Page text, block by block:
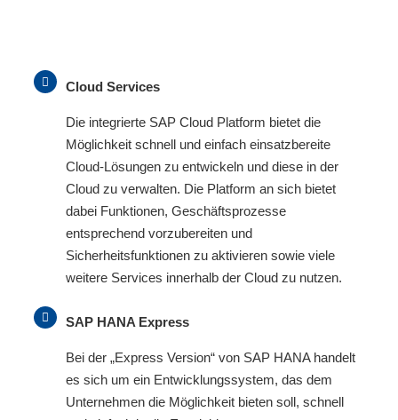
Cloud Services
Die integrierte SAP Cloud Platform bietet die
Möglichkeit schnell und einfach einsatzbereite
Cloud-Lösungen zu entwickeln und diese in der
Cloud zu verwalten. Die Platform an sich bietet
dabei Funktionen, Geschäftsprozesse
entsprechend vorzubereiten und
Sicherheitsfunktionen zu aktivieren sowie viele
weitere Services innerhalb der Cloud zu nutzen.
SAP HANA Express
Bei der „Express Version“ von SAP HANA handelt
es sich um ein Entwicklungssystem, das dem
Unternehmen die Möglichkeit bieten soll, schnell